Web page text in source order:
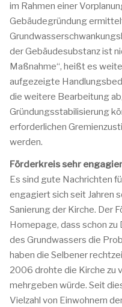
im Rahmen einer
Gebäudegründung
der Gebäudesubstanz ist
Maßnahme“, heißt es
aufgezeigte
die weitere Bearbeitung
Gründungsstabilisierung
erforderlichen
werden.
Förderkreis sehr
Es sind gute Nachrichten
engagiert sich seit Jahren
Sanierung der Kirche. Der
Homepage, dass schon
des Grundwassers die
haben die Selbener
2006 drohte die Kirche zu
mehrgeben würde. Seit
Vielzahl von Einwohnern